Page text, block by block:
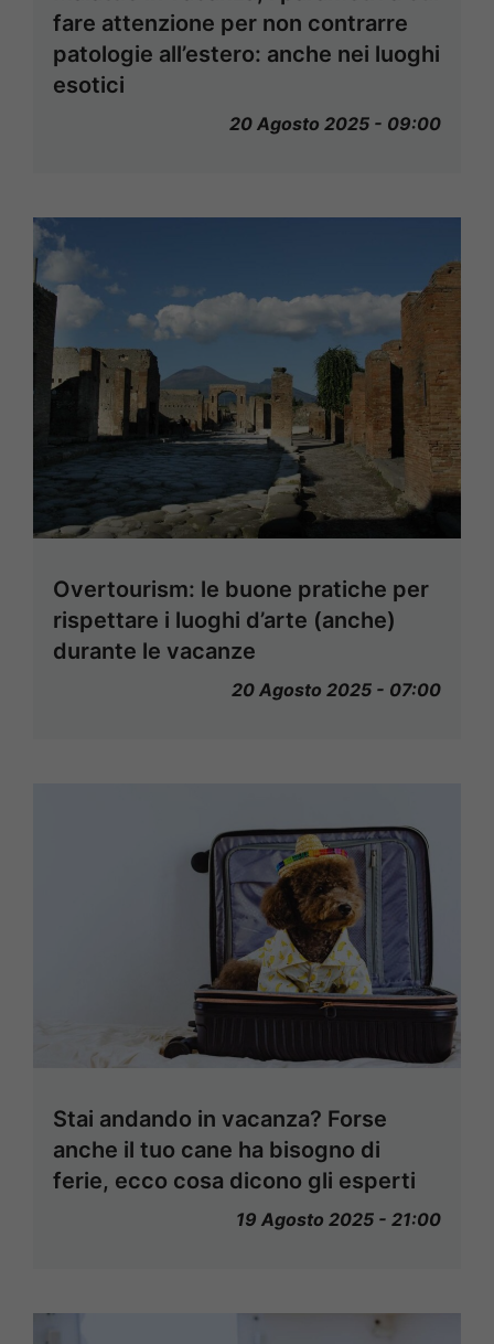
fare attenzione per non contrarre
patologie all’estero: anche nei luoghi
esotici
20 Agosto 2025 - 09:00
Overtourism: le buone pratiche per
rispettare i luoghi d’arte (anche)
durante le vacanze
20 Agosto 2025 - 07:00
Stai andando in vacanza? Forse
anche il tuo cane ha bisogno di
ferie, ecco cosa dicono gli esperti
19 Agosto 2025 - 21:00